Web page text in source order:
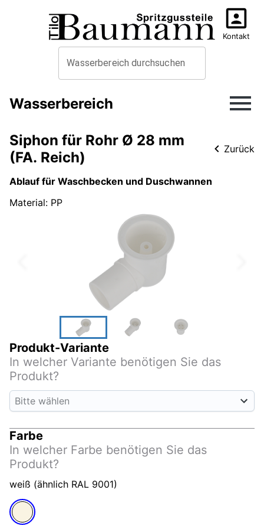
Wasserbereich durchsuchen
Kontakt
Wasserbereich
Siphon für Rohr Ø 28 mm
(FA. Reich)
Zurück
Ablauf für Waschbecken und Duschwannen
Material: PP
Produkt-Variante
In welcher Variante benötigen Sie das
Produkt?
Bitte wählen
Farbe
In welcher Farbe benötigen Sie das
Produkt?
weiß (ähnlich RAL 9001)